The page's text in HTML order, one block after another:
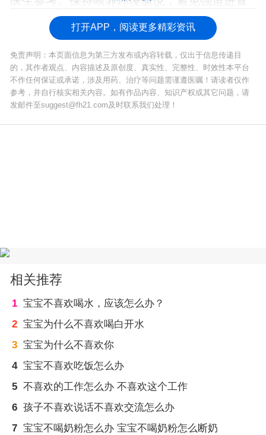
造成心理阴影。打开APP，阅读更多精彩资讯
免责声明：本页面信息为第三方发布或内容转载，仅出于信息传递目
的，其作者观点、内容描述及原创度、真实性、完整性、时效性本平台
不作任何保证或承诺，涉及用药、治疗等问题需谨遵医嘱！请读者仅作
参考，并自行核实相关内容。如有作品内容、知识产权或其它问题，请
发邮件至suggest@fh21.com及时联系我们处理！
相关推荐
1 宝宝不喜欢喝水，应该怎么办？
2 宝宝为什么不喜欢喝白开水
3 宝宝为什么不喜欢你
4 宝宝不喜欢吃饭怎么办
5 不喜欢的工作怎么办 不喜欢这个工作
6 孩子不喜欢说话不喜欢交流怎么办
7 宝宝不喝奶粉怎么办 宝宝不喝奶粉怎么断奶